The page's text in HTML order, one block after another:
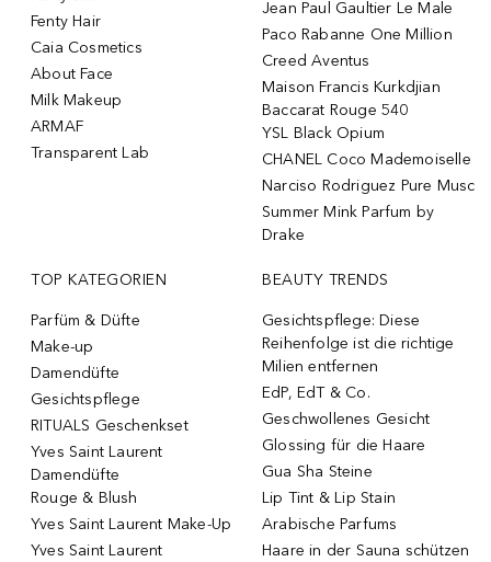
Fenty Hair
Caia Cosmetics
About Face
Milk Makeup
ARMAF
Transparent Lab
Jean Paul Gaultier Le Male
Paco Rabanne One Million
Creed Aventus
Maison Francis Kurkdjian
Baccarat Rouge 540
YSL Black Opium
CHANEL Coco Mademoiselle
Narciso Rodriguez Pure Musc
Summer Mink Parfum by
Drake
TOP KATEGORIEN
Parfüm & Düfte
Make-up
Damendüfte
Gesichtspflege
RITUALS Geschenkset
Yves Saint Laurent
Damendüfte
Rouge & Blush
Yves Saint Laurent Make-Up
Yves Saint Laurent
BEAUTY TRENDS
Gesichtspflege: Diese
Reihenfolge ist die richtige
Milien entfernen
EdP, EdT & Co.
Geschwollenes Gesicht
Glossing für die Haare
Gua Sha Steine
Lip Tint & Lip Stain
Arabische Parfums
Haare in der Sauna schützen